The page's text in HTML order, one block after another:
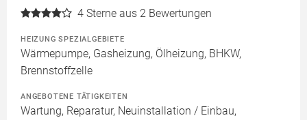
4 Sterne aus 2 Bewertungen
HEIZUNG SPEZIALGEBIETE
Wärmepumpe, Gasheizung, Ölheizung, BHKW,
Brennstoffzelle
ANGEBOTENE TÄTIGKEITEN
Wartung, Reparatur, Neuinstallation / Einbau,